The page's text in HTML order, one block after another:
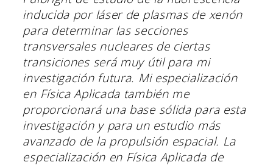
inducida por láser de plasmas de xenón
para determinar las secciones
transversales nucleares de ciertas
transiciones será muy útil para mi
investigación futura. Mi especialización
en Física Aplicada también me
proporcionará una base sólida para esta
investigación y para un estudio más
avanzado de la propulsión espacial. La
especialización en Física Aplicada de